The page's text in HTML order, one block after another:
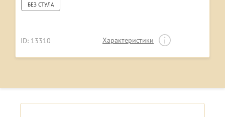
БЕЗ СТУЛА
ID: 13310 Характеристики